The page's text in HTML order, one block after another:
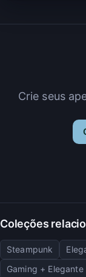
Crie seus
Coleções
Steampunk
Gaming + Elegante